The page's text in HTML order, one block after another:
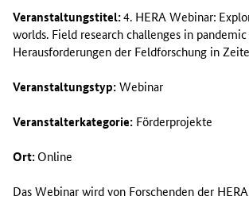
Veranstaltungstitel:4. HERA Webinar:
worlds. Field research challenges in
Herausforderungen der Feldforschung in
Veranstaltungstyp:Webinar
Veranstalterkategorie: Förderprojekte
Ort:Online
Das Webinar wird von Forschenden der